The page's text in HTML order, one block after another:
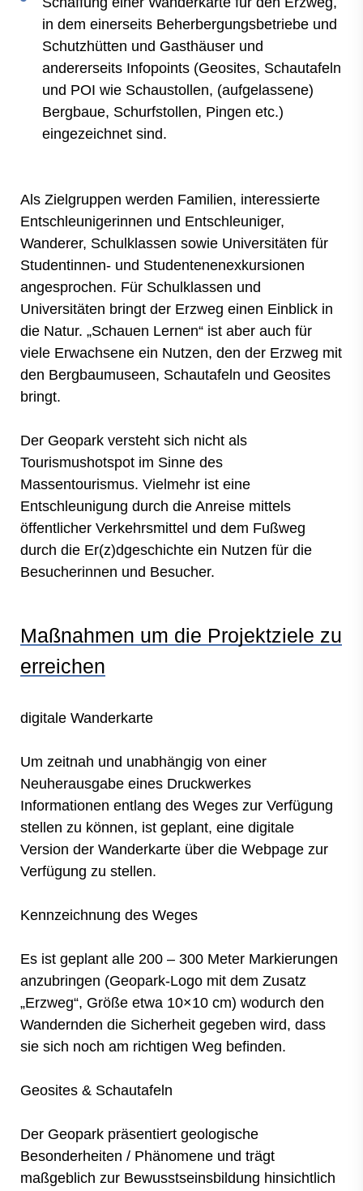
in dem einerseits Beherbergungsbetriebe und
Schutzhütten und Gasthäuser und
andererseits Infopoints (Geosites, Schautafeln
und POI wie Schaustollen, (aufgelassene)
Bergbaue, Schurfstollen, Pingen etc.)
eingezeichnet sind.
Als Zielgruppen werden Familien, interessierte
Entschleunigerinnen und Entschleuniger,
Wanderer, Schulklassen sowie Universitäten für
Studentinnen- und Studentenenexkursionen
angesprochen. Für Schulklassen und
Universitäten bringt der Erzweg einen Einblick in
die Natur. „Schauen Lernen“ ist aber auch für
viele Erwachsene ein Nutzen, den der Erzweg mit
den Bergbaumuseen, Schautafeln und Geosites
bringt.
Der Geopark versteht sich nicht als
Tourismushotspot im Sinne des
Massentourismus. Vielmehr ist eine
Entschleunigung durch die Anreise mittels
öffentlicher Verkehrsmittel und dem Fußweg
durch die Er(z)dgeschichte ein Nutzen für die
Besucherinnen und Besucher.
Maßnahmen um die Projektziele zu
erreichen
digitale Wanderkarte
Um zeitnah und unabhängig von einer
Neuherausgabe eines Druckwerkes
Informationen entlang des Weges zur Verfügung
stellen zu können, ist geplant, eine digitale
Version der Wanderkarte über die Webpage zur
Verfügung zu stellen.
Kennzeichnung des Weges
Es ist geplant alle 200 – 300 Meter Markierungen
anzubringen (Geopark-Logo mit dem Zusatz
„Erzweg“, Größe etwa 10×10 cm) wodurch den
Wandernden die Sicherheit gegeben wird, dass
sie sich noch am richtigen Weg befinden.
Geosites & Schautafeln
Der Geopark präsentiert geologische
Besonderheiten / Phänomene und trägt
maßgeblich zur Bewusstseinsbildung hinsichtlich